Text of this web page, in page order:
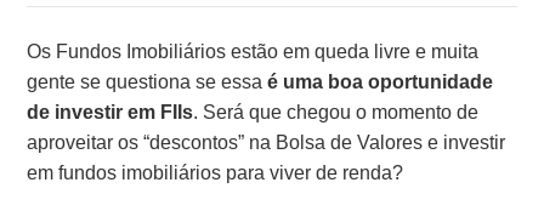
Os Fundos Imobiliários estão em queda livre e muita
gente se questiona se essaé uma boa oportunidade
de investir em FIIs. Será que chegou o momento de
aproveitar os “descontos” na Bolsa de Valores e investir
em fundos imobiliários para viver de renda?